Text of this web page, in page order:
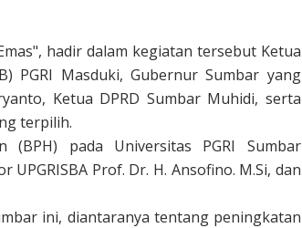
hadir dalam kegiatan tersebut Ketua
PGRI Masduki, Gubernur Sumbar yang
Ketua DPRD Sumbar Muhidi, serta
terpilih.
(BPH) pada Universitas PGRI Sumbar
UPGRISBA Prof. Dr. H. Ansofino. M.Si, dan
ini, diantaranya tentang peningkatan